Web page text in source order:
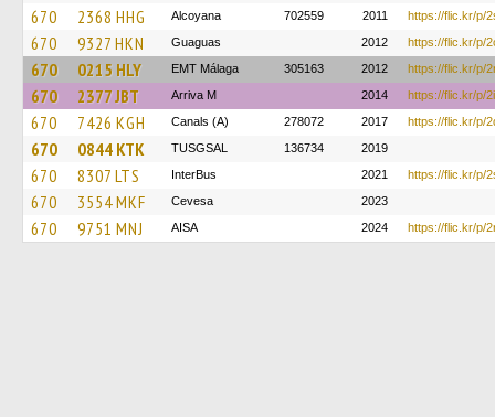
670 2368 HHG Alcoyana 702559 2011 https://flic.kr/p/
670 9327 HKN Guaguas 2012 https://flic.kr/p/
670 0215 HLY EMT Málaga 305163 2012 https://flic.kr/p/
670 2377 JBT Arriva M 2014 https://flic.kr/p/
670 7426 KGH Canals (A) 278072 2017 https://flic.kr/p/
670 0844 KTK TUSGSAL 136734 2019
670 8307 LTS InterBus 2021 https://flic.kr/p/
670 3554 MKF Cevesa 2023
670 9751 MNJ AISA 2024 https://flic.kr/p/